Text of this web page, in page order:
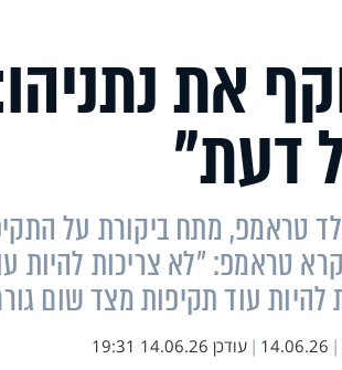
את
דעת"
טראמפ, מתח ביקורת על
טראמפ: ״לא צריכות להיות
להיות עוד תקיפות מצד שום
|
14.06.26
| עודכן 14.06.26 19:31